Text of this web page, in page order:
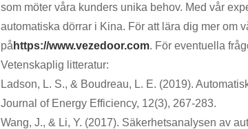
som möter våra kunders unika behov. Med vår
automatiska dörrar i Kina. För att lära dig mer om
på https://www.vezedoor.com. För eventuella
Vetenskaplig litteratur:
Ladson, L. S., & Boudreau, L. E. (2019).
Journal of Energy Efficiency, 12(3), 267-283.
Wang, J., & Li, Y. (2017). Säkerhetsanalysen av